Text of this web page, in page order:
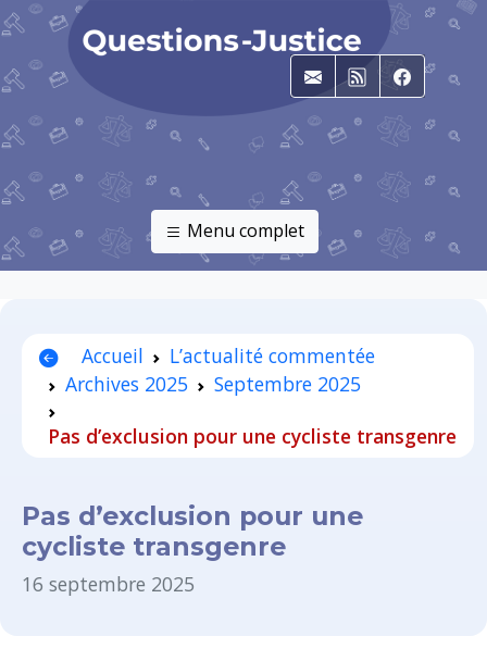
E-mailRSS
Menu complet
Accueil
L’actualité commentée
Archives 2025
Septembre 2025
Pas d’exclusion pour une cycliste transgenre
Pas d’exclusion pour une
cycliste transgenre
16 septembre 2025